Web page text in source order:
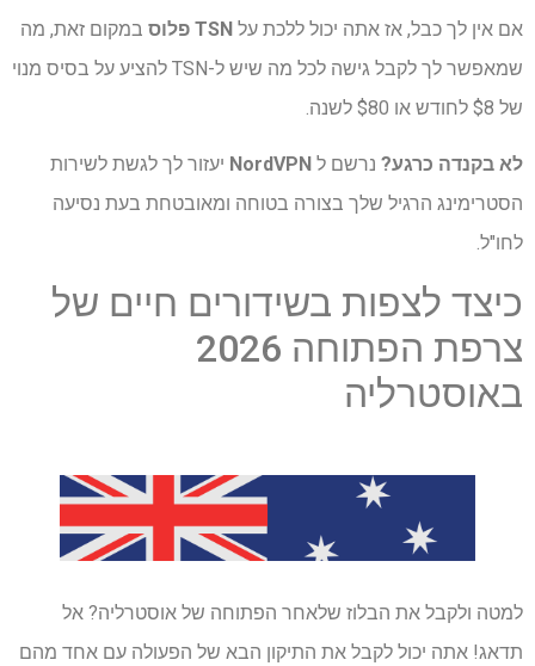
אם אין לך כבל, אז אתה יכול ללכת על TSN פלוס
במקום זאת, מה
שמאפשר לך לקבל גישה לכל מה שיש ל-TSN להציע על בסיס מנוי
של $8 לחודש או $80 לשנה.
לא בקנדה כרגע? נרשם ל NordVPN יעזור לך לגשת לשירות
הסטרימינג הרגיל שלך בצורה בטוחה ומאובטחת בעת נסיעה
לחו"ל.
כיצד לצפות בשידורים חיים של
צרפת הפתוחה 2026
באוסטרליה
למטה ולקבל את הבלוז שלאחר הפתוחה של אוסטרליה? אל
תדאג! אתה יכול לקבל את התיקון הבא של הפעולה עם אחד מהם